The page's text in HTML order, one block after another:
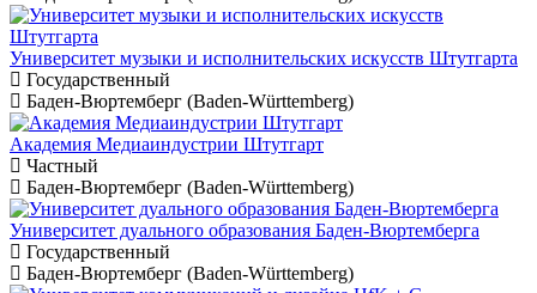
Университет музыки и исполнительских искусств Штутгарта
Государственный
Баден-Вюртемберг (Baden-Württemberg)
Академия Медиаиндустрии Штутгарт
Частный
Баден-Вюртемберг (Baden-Württemberg)
Университет дуального образования Баден-Вюртемберга
Государственный
Баден-Вюртемберг (Baden-Württemberg)